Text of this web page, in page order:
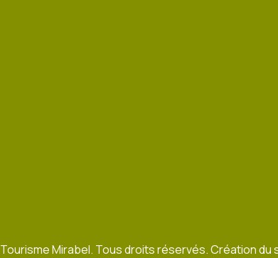
Tourisme Mirabel. Tous droits réservés. Création du